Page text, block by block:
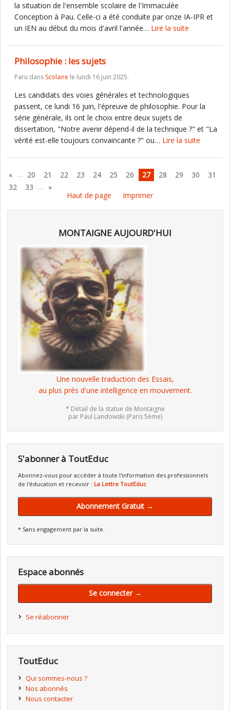
la situation de l'ensemble scolaire de l'Immaculée
Conception à Pau. Celle-ci a été conduite par onze IA-IPR et
un IEN au début du mois d'avril l'année… Lire la suite
Philosophie : les sujets
Paru dans Scolaire le lundi 16 juin 2025.
Les candidats des voies générales et technologiques
passent, ce lundi 16 juin, l'épreuve de philosophie. Pour la
série générale, ils ont le choix entre deux sujets de
dissertation, "Notre avenir dépend-il de la technique ?" et "La
vérité est-elle toujours convaincante ?" ou… Lire la suite
« … 20 21 22 23 24 25 26 27 28 29 30
31
32
33 … »
Haut de page
Imprimer
MONTAIGNE AUJOURD'HUI
Une nouvelle traduction des Essais,
au plus près d'une intelligence en mouvement.
* Détail de la statue de Montaigne
par Paul Landowski (Paris 5ème)
S'abonner à ToutEduc
Abonnez-vous pour accéder à toute l'information des professionnels
de l'éducation et recevoir : La Lettre ToutEduc
Abonnement Gratuit →
* Sans engagement par la suite.
Espace abonnés
Se connecter →
Se réabonner
ToutEduc
Qui sommes-nous ?
Nos abonnés
Nous contacter